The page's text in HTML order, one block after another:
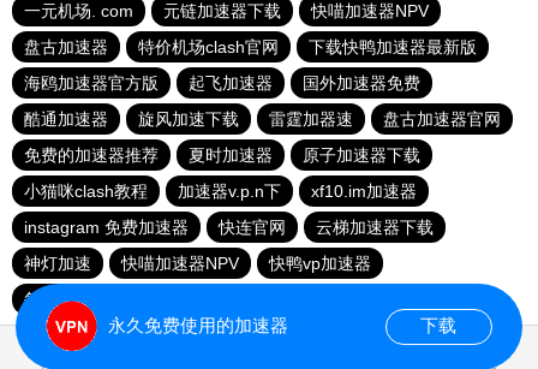
一元机场. com
元链加速器下载
快喵加速器NPV
盘古加速器
特价机场clash官网
下载快鸭加速器最新版
海鸥加速器官方版
起飞加速器
国外加速器免费
酷通加速器
旋风加速下载 雷霆加器速
盘古加速器官网
免费的加速器推荐
夏时加速器
原子加速器下载
小猫咪clash教程
加速器v.p.n下
xf10.im加速器
instagram 免费加速器
快连官网
云梯加速器下载
神灯加速
快喵加速器NPV
快鸭vp加速器
每天免费加速器梯子
永久免费使用的加速器 下载